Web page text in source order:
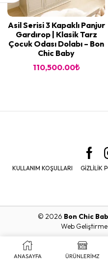
Asil Serisi 3 Kapaklı Panjur
Gardırop | Klasik Tarz
Çocuk Odası Dolabı – Bon
Chic Baby
110,500.00₺
ANASAYFA ÜRÜNLERİMZ
KULLANIM KOŞULLARI GIZLILIK
© 2026 Bon Chic
Web